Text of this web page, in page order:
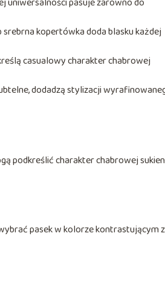
kopertówka doda blasku każdej
casualowy charakter chabrowej
dodadzą stylizacji
podkreślić charakter chabrowej
pasek w kolorze kontrastującym z